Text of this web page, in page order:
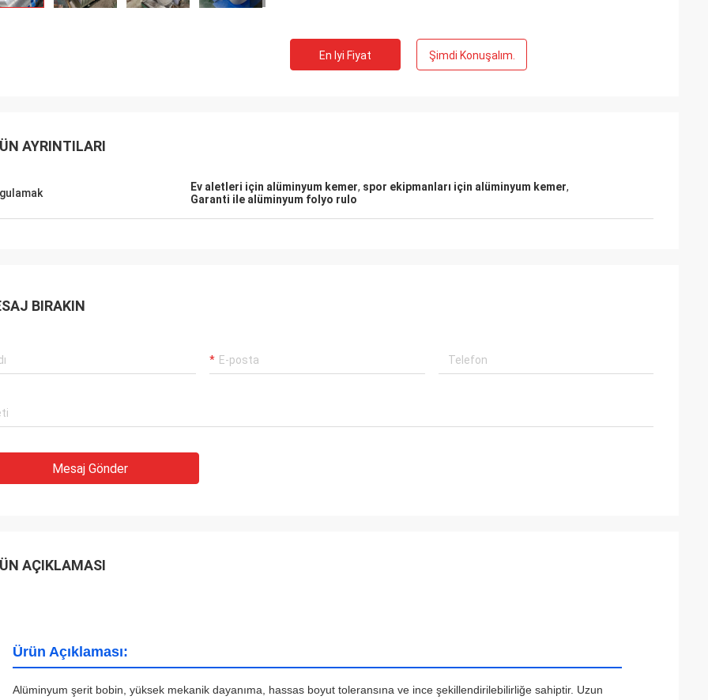
En Iyi Fiyat Şimdi Konuşalım.
AYRINTILARI
Ev aletleri için alüminyum kemer, spor ekipmanları için alüminyum kemer,
Garanti ile alüminyum folyo rulo
BIRAKIN
Mesaj Gönder
AÇIKLAMASI
Ürün Açıklaması:
Alüminyum şerit bobin, yüksek mekanik dayanıma, hassas boyut toleransına ve ince şekillendirilebilirliğe sahiptir. Uzun